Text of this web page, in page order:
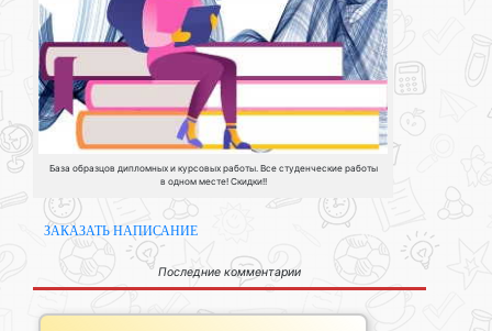
База образцов дипломных и курсовых работы. Все студенческие работы
в одном месте! Скидки!!
ЗАКАЗАТЬ НАПИСАНИЕ
Последние комментарии